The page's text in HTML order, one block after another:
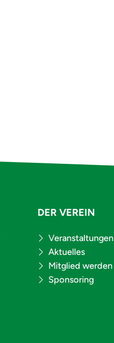
DER VEREIN
Veranstaltungen
Aktuelles
Mitglied werden
Sponsoring